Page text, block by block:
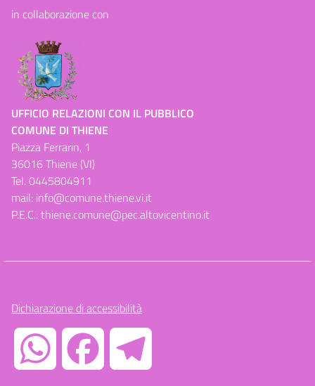
in collaborazione con
UFFICIO RELAZIONI CON IL PUBBLICO
COMUNE DI THIENE
Piazza Ferrarin, 1
36016 Thiene (VI)
Tel.0445804911
mail: info@comune.thiene.vi.it
P.E.C.:thiene.comune@pec.altovicentino.it
Dichiarazione di accessibilità
WhatsApp Facebook